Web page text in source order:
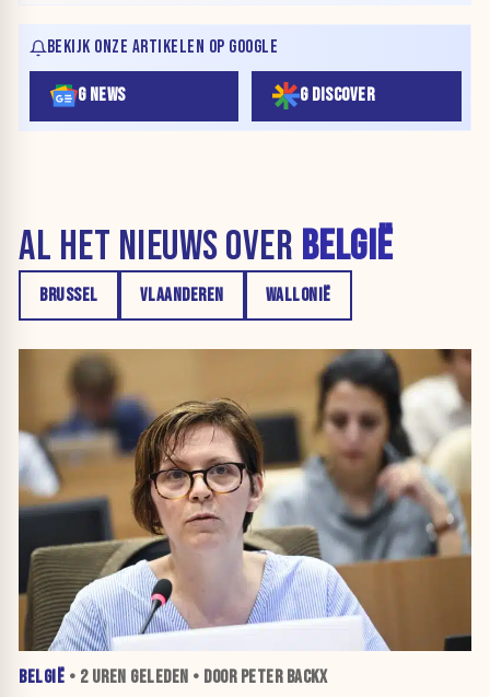
BEKIJK ONZE ARTIKELEN OP GOOGLE
G NEWS G DISCOVER
AL HET NIEUWS OVER BELGIË
BRUSSEL VLAANDEREN WALLONIË
BELGIË • 2 UREN GELEDEN • DOOR PETER BACKX